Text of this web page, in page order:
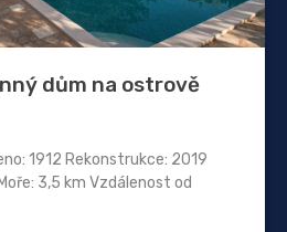
dům na ostrově
1912 Rekonstrukce: 2019
3,5 km Vzdálenost od